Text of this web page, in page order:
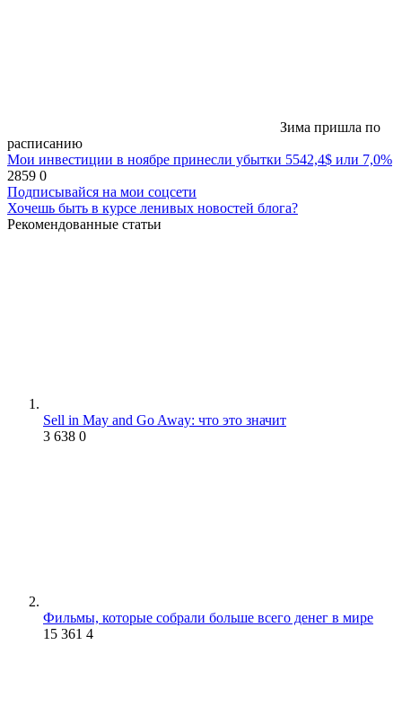
Зима пришла по
расписанию
Мои инвестиции в ноябре принесли убытки 5542,4$ или 7,0%
2859 0
Подписывайся на мои соцсети
Хочешь быть в курсе ленивых новостей блога?
Рекомендованные статьи
Sell in May and Go Away: что это значит
3 638 0
Фильмы, которые собрали больше всего денег в мире
15 361 4